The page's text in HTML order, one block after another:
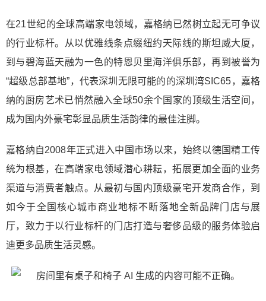
在21世纪的全球高端家电领域，嘉格纳已然树立起无可争议
的行业标杆。从以优雅线条点缀纽约天际线的斯坦威大厦，
到与碧海蓝天融为一色的特恩贝里海洋俱乐部，再到被誉为
“超级总部基地”，代表深圳无限可能的的深圳湾SIC65，嘉格
纳的厨房艺术已悄然融入全球50余个国家的顶级生活空间，
成为国内外豪宅彰显品质生活韵律的最佳注脚。
嘉格纳自2008年正式进入中国市场以来，始终以德国精工传
统为根基，在高端家电领域潜心耕耘，拓展更加全面的业务
渠道与消费者触点。从最初与国内顶级豪宅开发商合作，到
如今于全国核心城市商业地标不断落地全新品牌门店与展
厅，致力于以行业标杆的门店打造与奢侈品级的服务体验启
迪更多品质生活灵感。